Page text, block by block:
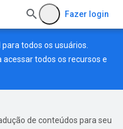
Fazer login
todos os usuários.
acessar todos os recursos e
de conteúdos para seu